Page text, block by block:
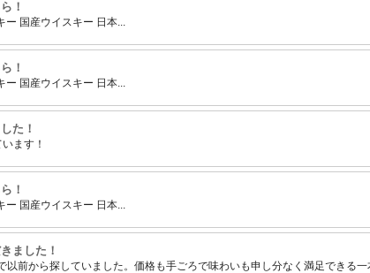
！
ー 国産ウイスキー 日本...
！
ー 国産ウイスキー 日本...
た！
ます！
！
ー 国産ウイスキー 日本...
ました！
前から探していました。価格も手ごろで味わいも申し分なく満足できる一